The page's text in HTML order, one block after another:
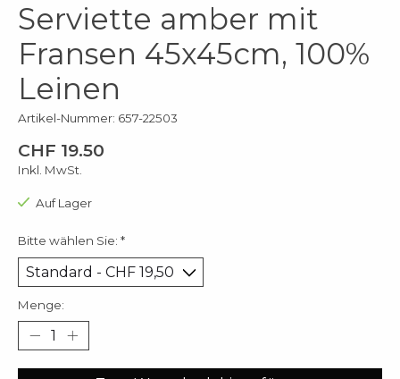
Serviette amber mit
Fransen 45x45cm, 100%
Leinen
Artikel-Nummer: 657-22503
CHF 19.50
Inkl. MwSt.
Auf Lager
Bitte wählen Sie: *
Menge: